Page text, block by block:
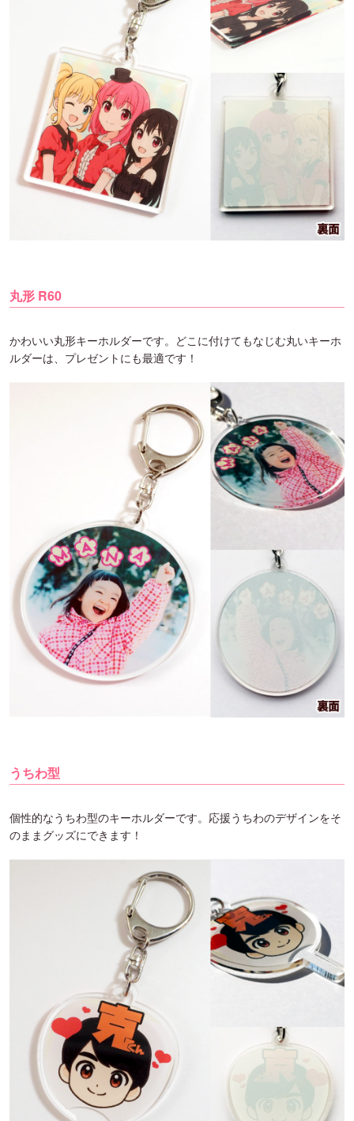
丸形 R60
かわいい丸形キーホルダーです。どこに付けてもなじむ丸いキーホ
ルダーは、プレゼントにも最適です！
うちわ型
個性的なうちわ型のキーホルダーです。応援うちわのデザインをそ
のままグッズにできます！